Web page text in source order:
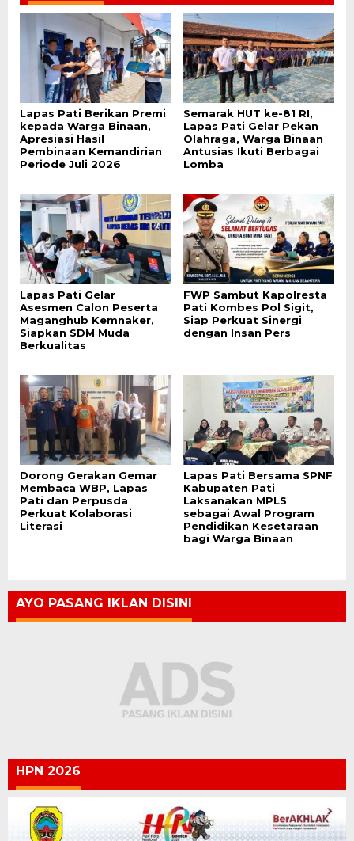
Lapas Pati Berikan Premi
kepada Warga Binaan,
Apresiasi Hasil
Pembinaan Kemandirian
Periode Juli 2026
Semarak HUT ke-81 RI,
Lapas Pati Gelar Pekan
Olahraga, Warga Binaan
Antusias Ikuti Berbagai
Lomba
Lapas Pati Gelar
Asesmen Calon Peserta
Maganghub Kemnaker,
Siapkan SDM Muda
Berkualitas
FWP Sambut Kapolresta
Pati Kombes Pol Sigit,
Siap Perkuat Sinergi
dengan Insan Pers
Dorong Gerakan Gemar
Membaca WBP, Lapas
Pati dan Perpusda
Perkuat Kolaborasi
Literasi
Lapas Pati Bersama SPNF
Kabupaten Pati
Laksanakan MPLS
sebagai Awal Program
Pendidikan Kesetaraan
bagi Warga Binaan
AYO PASANG IKLAN DISINI
HPN 2026